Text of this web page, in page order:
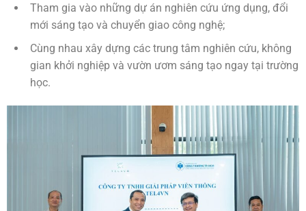
Tham gia vào những dự án nghiên cứu ứng dụng, đổi
mới sáng tạo và chuyển giao công nghệ;
Cùng nhau xây dựng các trung tâm nghiên cứu, không
gian khởi nghiệp và vườn ươm sáng tạo ngay tại trường
học.